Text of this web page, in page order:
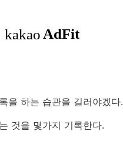
을 하는 습관을 길러야겠다.
것을 몇가지 기록한다.